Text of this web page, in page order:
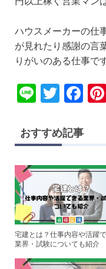
ハウスメーカーの仕
が見れたり感謝の言
りがいのある仕事で
Li
e
T
tt
er
F
c
b
o
o
k
おすすめ記事
宅建とは？仕事内容や活躍
業界・試験についても紹介